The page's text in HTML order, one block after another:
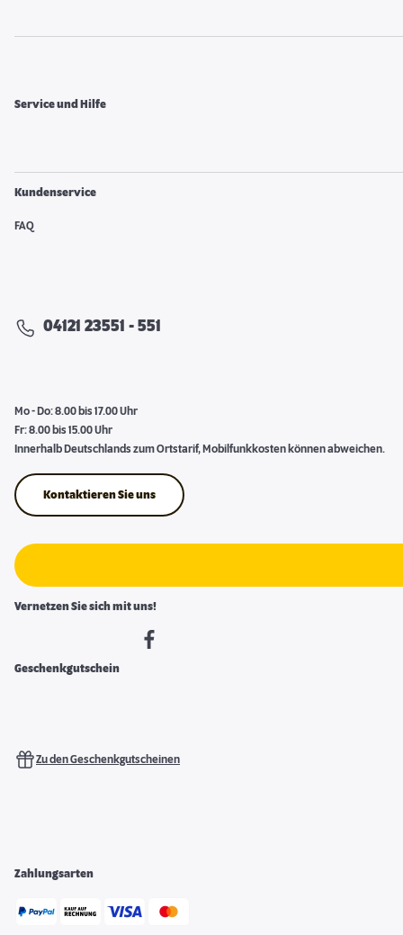
Service und Hilfe
Kundenservice
FAQ
04121 23551 - 551
Mo - Do: 8.00 bis 17.00 Uhr
Fr: 8.00 bis 15.00 Uhr
Innerhalb Deutschlands zum Ortstarif, Mobilfunkkosten können abweichen.
Kontaktieren Sie uns
Vernetzen Sie sich mit uns!
Geschenkgutschein
Zu den Geschenkgutscheinen
Zahlungsarten